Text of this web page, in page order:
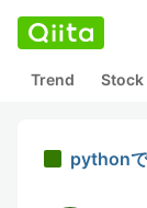
Trend Stock
python